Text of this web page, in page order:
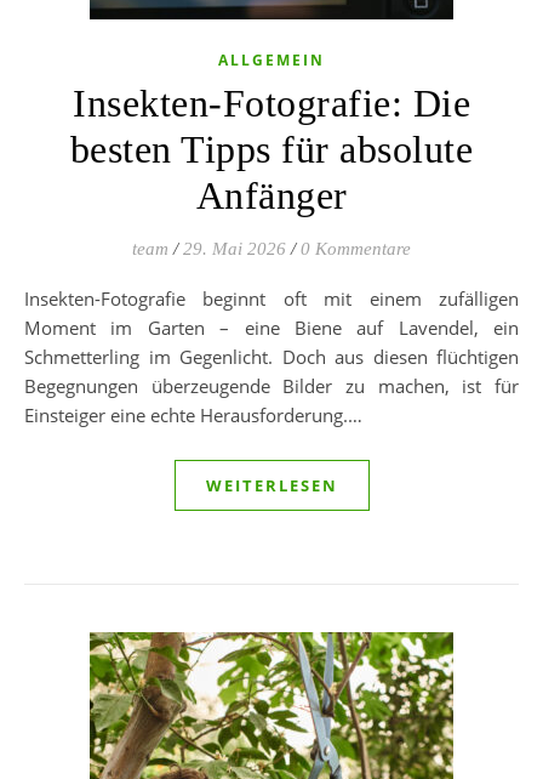
ALLGEMEIN
Insekten-Fotografie: Die
besten Tipps für absolute
Anfänger
team / 29. Mai 2026 / 0 Kommentare
Insekten-Fotografie beginnt oft mit einem zufälligen
Moment im Garten – eine Biene auf Lavendel, ein
Schmetterling im Gegenlicht. Doch aus diesen flüchtigen
Begegnungen überzeugende Bilder zu machen, ist für
Einsteiger eine echte Herausforderung.…
WEITERLESEN